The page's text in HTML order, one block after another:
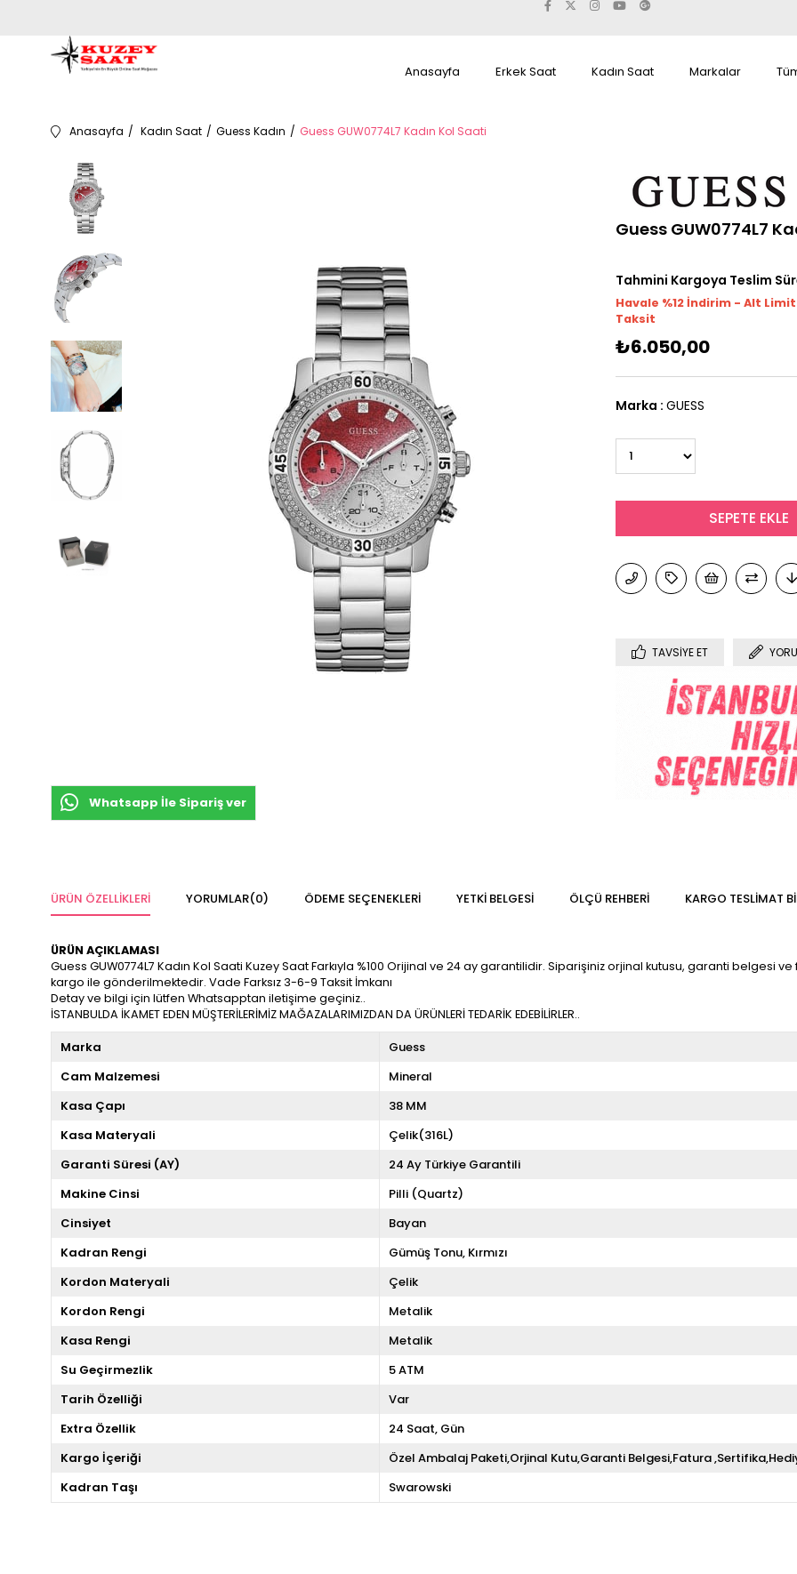
Anasayfa Erkek Saat Kadın Saat Markalar
Anasayfa Kadın Saat Guess Kadın Guess GUW0774L7 Kadın Kol Saati
Whatsapp İle Sipariş ver
Guess GUW0774L7
Tahmini Kargoya Teslim
Havale %12 İndirim - Alt Limit
Taksit
₺6.050,00
Marka : GUESS
TAVSIYE ET
ÜRÜN ÖZELLIKLERI YORUMLAR(0) ÖDEME SEÇENEKLERI YETKİ BELGESİ ÖLÇÜ REHBERI KARGO TESLIMAT
ÜRÜN AÇIKLAMASI
Guess GUW0774L7 Kadın Kol Saati Kuzey Saat Farkıyla %100 Orijinal ve 24 ay garantilidir. Siparişiniz orjinal kutusu, garanti belgesi
kargo ile gönderilmektedir. Vade Farksız 3-6-9 Taksit İmkanı
Detay ve bilgi için lütfen Whatsapptan iletişime geçiniz..
İSTANBULDA İKAMET EDEN MÜŞTERİLERİMİZ MAĞAZALARIMIZDAN DA ÜRÜNLERİ TEDARİK EDEBİLİRLER..
Marka
Guess
Cam Malzemesi
Mineral
Kasa Çapı
38 MM
Kasa Materyali
Çelik(316L)
Garanti Süresi (AY)
24 Ay Türkiye Garantili
Makine Cinsi
Pilli (Quartz)
Cinsiyet
Bayan
Kadran Rengi
Gümüş Tonu Kırmızı
Kordon Materyali
Çelik
Kordon Rengi
Metalik
Kasa Rengi
Metalik
Su Geçirmezlik
5 ATM
Tarih Özelliği
Var
Extra Özellik
24 Saat Gün
Kargo İçeriği
Özel Ambalaj Paketi,Orjinal Kutu,Garanti Belgesi,Fatura
Kadran Taşı
Swarowski